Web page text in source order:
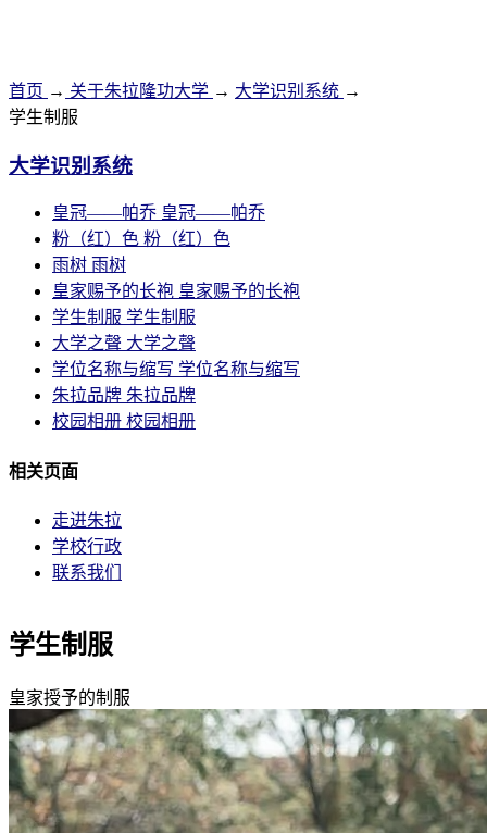
首页 → 关于朱拉隆功大学 → 大学识别系统 →
学生制服
大学识别系统
皇冠——帕乔 皇冠——帕乔
粉（红）色 粉（红）色
雨树 雨树
皇家赐予的长袍 皇家赐予的长袍
学生制服 学生制服
大学之聲 大学之聲
学位名称与缩写 学位名称与缩写
朱拉品牌 朱拉品牌
校园相册 校园相册
相关页面
走进朱拉
学校行政
联系我们
学生制服
皇家授予的制服